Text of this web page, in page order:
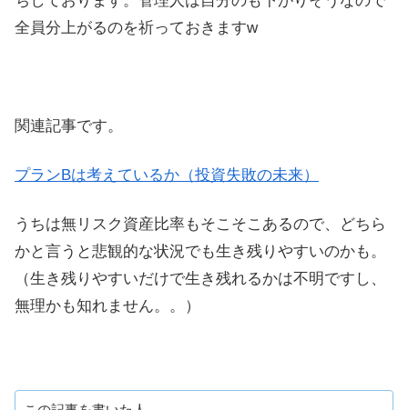
全員分上がるのを祈っておきますw
関連記事です。
プランBは考えているか（投資失敗の未来）
うちは無リスク資産比率もそこそこあるので、どちら
かと言うと悲観的な状況でも生き残りやすいのかも。
（生き残りやすいだけで生き残れるかは不明ですし、
無理かも知れません。。）